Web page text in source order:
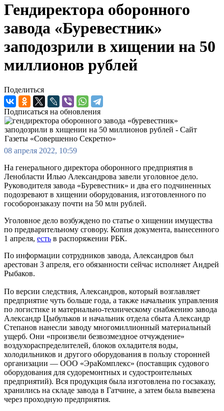
Гендиректора оборонного
завода «Буревестник»
заподозрили в хищении на 50
миллионов рублей
Поделиться
Подписаться на обновления
08 апреля 2022, 10:59
На генерального директора оборонного предприятия в
Ленобласти Илью Александрова завели уголовное дело.
Руководителя завода «Буревестник» и два его подчиненных
подозревают в хищении оборудования, изготовленного по
гособоронзаказу почти на 50 млн рублей.
Уголовное дело возбуждено по статье о хищении имущества
по предварительному сговору. Копия документа, вынесенного
1 апреля, есть в распоряжении РБК.
По информации сотрудников завода, Александров был
арестован 3 апреля, его обязанности сейчас исполняет Андрей
Рыбаков.
По версии следствия, Александров, который возглавляет
предприятие чуть больше года, а также начальник управления
по логистике и материально-техническому снабжению завода
Александр Цыбульков и начальник отдела сбыта Александр
Степанов нанесли заводу многомиллионный материальный
ущерб. Они «произвели безвозмездное отчуждение»
воздухораспределителей, блоков охладителя воды,
холодильников и другого оборудования в пользу сторонней
организации — ООО «ЭраКомплекс» (поставщик судового
оборудования для судоремонтных и судостроительных
предприятий). Вся продукция была изготовлена по госзаказу,
хранились на складе завода в Гатчине, а затем была вывезена
через проходную предприятия.